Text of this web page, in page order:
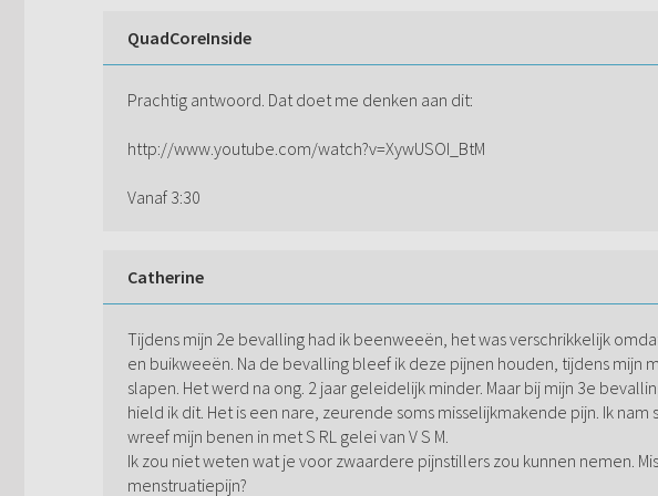
QuadCoreInside
Prachtig antwoord. Dat doet me denken aan dit:
http://www.youtube.com/watch?v=XywUSOI_BtM
Vanaf 3:30
Catherine
Tijdens mijn 2e bevalling had ik beenweeën, het was verschrikkelijk
en buikweeën. Na de bevalling bleef ik deze pijnen houden, tijdens mijn
slapen. Het werd na ong. 2 jaar geleidelijk minder. Maar bij mijn 3e
hield ik dit. Het is een nare, zeurende soms misselijkmakende pijn. Ik nam
wreef mijn benen in met S RL gelei van V S M.
Ik zou niet weten wat je voor zwaardere pijnstillers zou kunnen nemen.
menstruatiepijn?